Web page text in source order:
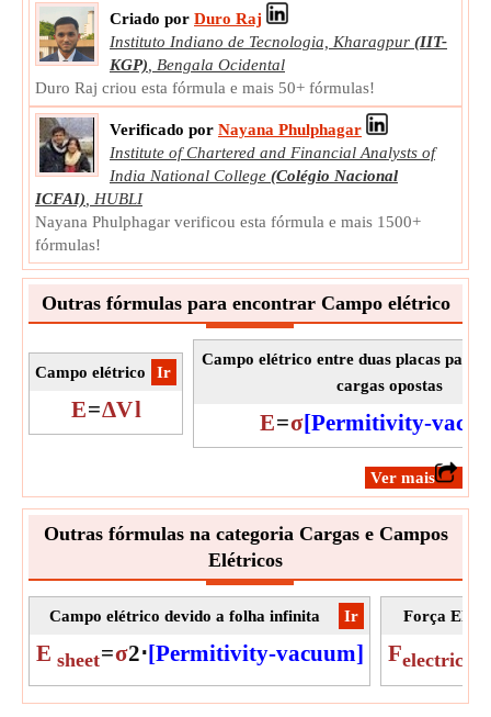
Medição:
Carga elétrica
Unidade:
C
Observação:O valor pode ser positivo ou negativo.
Criado por Duro Raj
Instituto Indiano de Tecnologia, Kharagpur (IIT-
KGP), Bengala Ocidental
Duro Raj criou esta fórmula e mais 50+ fórmulas!
Verificado por Nayana Phulphagar
Institute of Chartered and Financial Analysts of
India National College (Colégio Nacional
ICFAI), HUBLI
Nayana Phulphagar verificou esta fórmula e mais 1500+
fórmulas!
Outras fórmulas para encontrar Campo elétrico
​Ir
Campo elétrico
E=ΔVl
Campo elétrico entre duas placas
cargas opostas
E=σ[Permitivity-
​Ver mais
Outras fórmulas na categoria Cargas e Campos
Elétricos
​Ir
Campo elétrico devido a folha infinita
E sheet=σ2⋅[Permitivity-vacuum]
Força
Felectric